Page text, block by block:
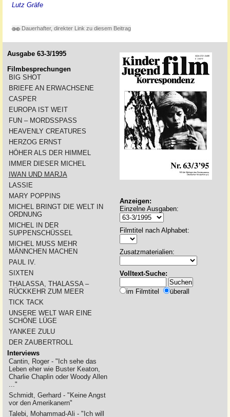
Lutz Gräfe
Dauerhafter, direkter Link zu diesem Beitrag
Ausgabe 63-3/1995
Filmbesprechungen
BIG SHOT
BRIEFE AN ERWACHSENE
CASPER
EUROPA IST WEIT
FUN – MORDSSPASS
HEAVENLY CREATURES
HERZOG ERNST
HÖHER ALS DER HIMMEL
IMMER DIESER MICHEL
IWAN UND MARJA
LASSIE
MARY POPPINS
MICHEL BRINGT DIE WELT IN
ORDNUNG
MICHEL IN DER
SUPPENSCHÜSSEL
MICHEL MUSS MEHR
MÄNNCHEN MACHEN
PAUL IV.
SIXTEN
THALASSA, THALASSA –
RÜCKKEHR ZUM MEER
TICK TACK
UNSERE WELT WAR EINE
SCHÖNE LÜGE
YANKEE ZULU
DER ZAUBERTROLL
Interviews
Cantin, Roger - "Ich sehe das
Leben eher wie Buster Keaton,
Charlie Chaplin oder Woody Allen
..."
Schmidt, Gerhard - "Keine Angst
vor den Amerikanern"
Talebi, Mohammad-Ali - "Ich will
Anzeigen:
Einzelne Ausgaben:
Filmtitel nach Alphabet:
Zusatzmaterialien:
Volltext-Suche:
im Filmtitel überall